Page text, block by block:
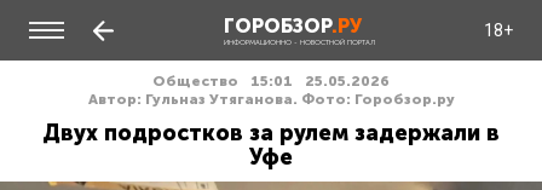
ГОРОБЗОР.РУ
ИНФОРМАЦИОННО - НОВОСТНОЙ ПОРТАЛ
18+
Общество 15:01
25.05.2026
Автор: Гульназ Утяганова. Фото: Горобзор.ру
Двух подростков за рулем задержали в
Уфе